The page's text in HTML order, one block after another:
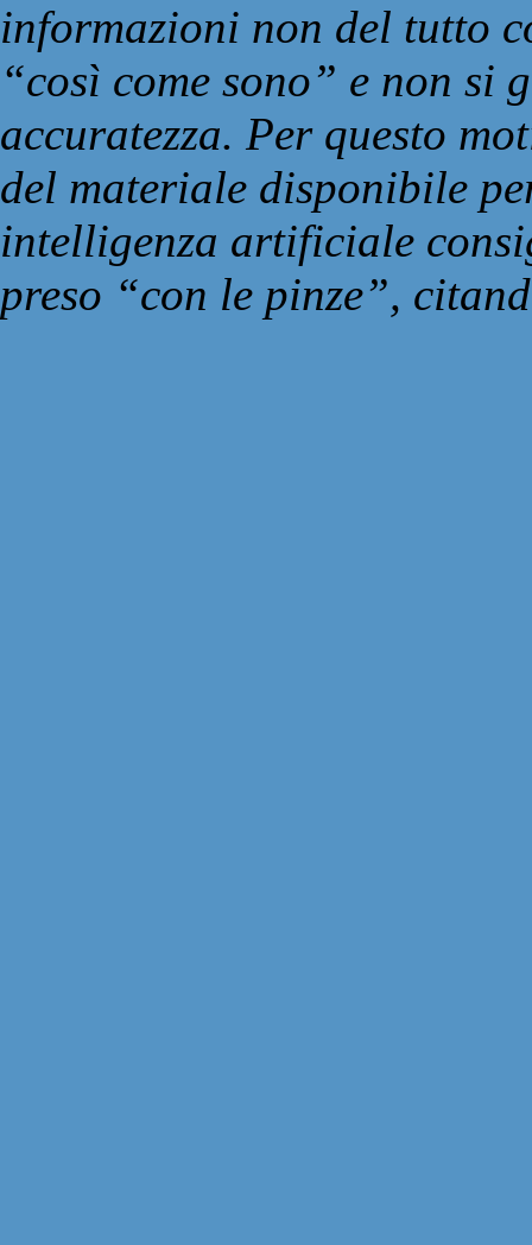
informazioni non del tutto
“così come sono” e non si
accuratezza. Per questo
del materiale disponibile
intelligenza artificiale
preso “con le pinze”,